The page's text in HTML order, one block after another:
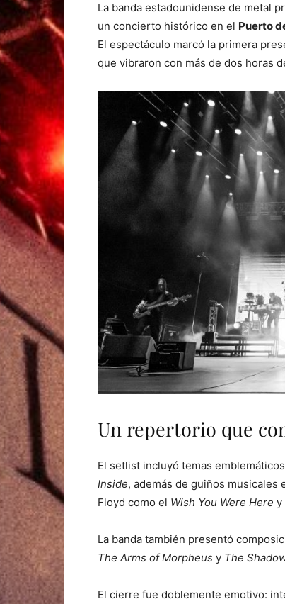
La banda estadounidense de metal
un concierto histórico en el Puerto
El espectáculo marcó la primera
que vibraron con más de dos horas
Un repertorio que
El setlist incluyó temas
Inside, además de guiños musicales
Floyd como el Wish You Were Here y
La banda también presentó
The Arms of Morpheus y The
El cierre fue doblemente emotivo: